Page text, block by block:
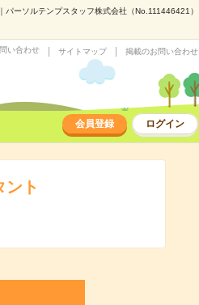
ーソルテンプスタッフ株式会社（No.111446421）
い合わせ サイトマップ 掲載のお問い合わせ
会員登録 ログイン
ント